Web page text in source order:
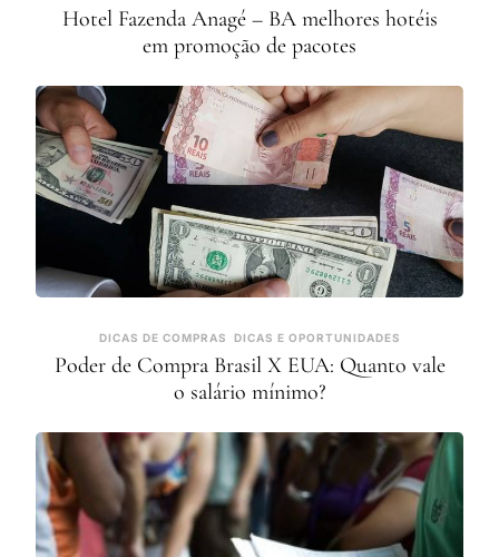
Hotel Fazenda Anagé – BA melhores hotéis
em promoção de pacotes
DICAS DE COMPRAS DICAS E OPORTUNIDADES
Poder de Compra Brasil X EUA: Quanto vale
o salário mínimo?